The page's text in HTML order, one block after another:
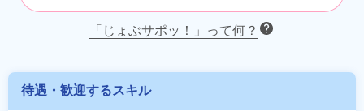
「じょぶサポッ！」って何？
待遇・歓迎するスキル